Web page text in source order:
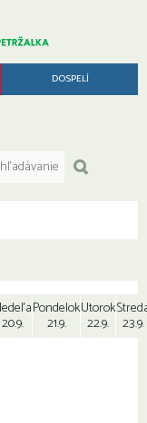
DOSPELÍ
20.9.
Pondelok
21.9.
Utorok
22.9. 23.9.